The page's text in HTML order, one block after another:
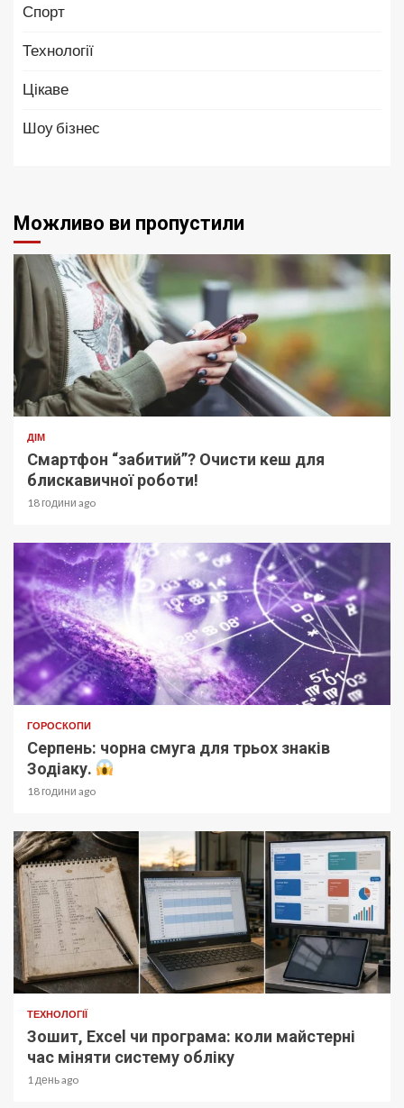
Спорт
Технології
Цікаве
Шоу бізнес
Можливо ви пропустили
ДІМ
Смартфон “забитий”? Очисти кеш для
блискавичної роботи!
18 години ago
ГОРОСКОПИ
Серпень: чорна смуга для трьох знаків
Зодіаку.
18 години ago
ТЕХНОЛОГІЇ
Зошит, Excel чи програма: коли майстерні
час міняти систему обліку
1 день ago